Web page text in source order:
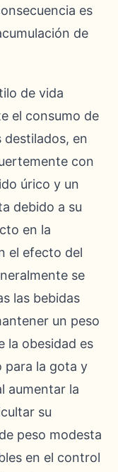
es
de
de vida
el consumo de
destilados, en
con
úrico y un
debido a su
en la
el efecto del
se
las bebidas
un peso
la obesidad es
para la gota y
aumentar la
su
peso modesta
en el control